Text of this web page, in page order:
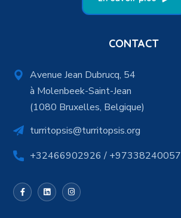
CONTACT
Avenue Jean Dubrucq, 54
à Molenbeek-Saint-Jean
(1080 Bruxelles, Belgique)
turritopsis@turritopsis.org
+32466902926 / +97338240057